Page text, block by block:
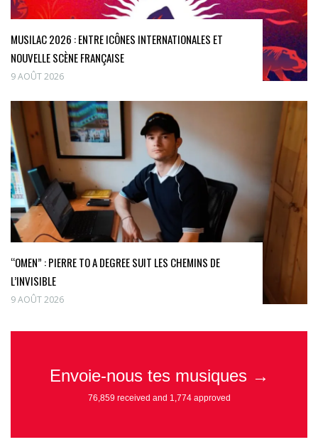
MUSILAC 2026 : ENTRE ICÔNES INTERNATIONALES ET
NOUVELLE SCÈNE FRANÇAISE
9 AOÛT 2026
“OMEN” : PIERRE TO A DEGREE SUIT LES CHEMINS DE
L’INVISIBLE
9 AOÛT 2026